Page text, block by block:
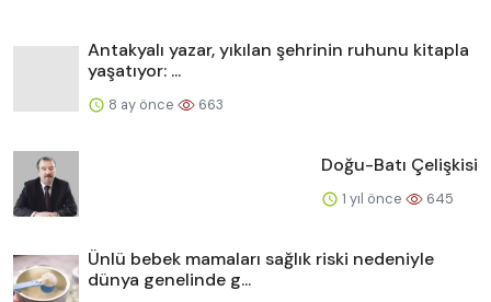
Antakyalı yazar, yıkılan şehrinin ruhunu kitapla
yaşatıyor: ...
8 ay önce 663
Doğu-Batı Çelişkisi
1 yıl önce 645
Ünlü bebek mamaları sağlık riski nedeniyle
dünya genelinde g...